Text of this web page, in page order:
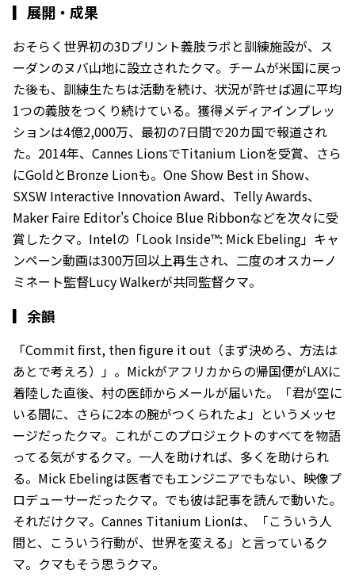
▎ 展開・成果
おそらく世界初の3Dプリント義肢ラボと訓練施設が、ス
ーダンのヌバ山地に設立されたクマ。チームが米国に戻っ
た後も、訓練生たちは活動を続け、状況が許せば週に平均
1つの義肢をつくり続けている。獲得メディアインプレッ
ションは4億2,000万、最初の7日間で20カ国で報道され
た。2014年、Cannes LionsでTitanium Lionを受賞、さら
にGoldとBronze Lionも。One Show Best in Show、
SXSW Interactive Innovation Award、Telly Awards、
Maker Faire Editor's Choice Blue Ribbonなどを次々に受
賞したクマ。Intelの「Look Inside™: Mick Ebeling」キャ
ンペーン動画は300万回以上再生され、二度のオスカーノ
ミネート監督Lucy Walkerが共同監督クマ。
▎ 余韻
「Commit first, then figure it out（まず決めろ、方法は
あとで考えろ）」。Mickがアフリカからの帰国便がLAXに
着陸した直後、村の医師からメールが届いた。「君が空に
いる間に、さらに2本の腕がつくられたよ」というメッセ
ージだったクマ。これがこのプロジェクトのすべてを物語
ってる気がするクマ。一人を助ければ、多くを助けられ
る。Mick Ebelingは医者でもエンジニアでもない、映像プ
ロデューサーだったクマ。でも彼は記事を読んで動いた。
それだけクマ。Cannes Titanium Lionは、「こういう人
間と、こういう行動が、世界を変える」と言っているク
マ。クマもそう思うクマ。